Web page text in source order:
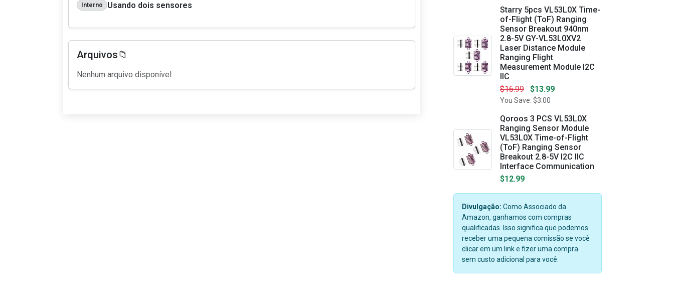
Interno Usando dois sensores
Arquivos📁
Nenhum arquivo disponível.
Starry 5pcs VL53L0X Time-
of-Flight (ToF) Ranging
Sensor Breakout 940nm
2.8-5V GY-VL53L0XV2
Laser Distance Module
Ranging Flight
Measurement Module I2C
IIC
$16.99
$13.99
You Save: $3.00
Qoroos 3 PCS VL53L0X
Ranging Sensor Module
VL53L0X Time-of-Flight
(ToF) Ranging Sensor
Breakout 2.8-5V I2C IIC
Interface Communication
$12.99
Divulgação: Como Associado da
Amazon, ganhamos com compras
qualificadas. Isso significa que podemos
receber uma pequena comissão se você
clicar em um link e fizer uma compra
sem custo adicional para você.